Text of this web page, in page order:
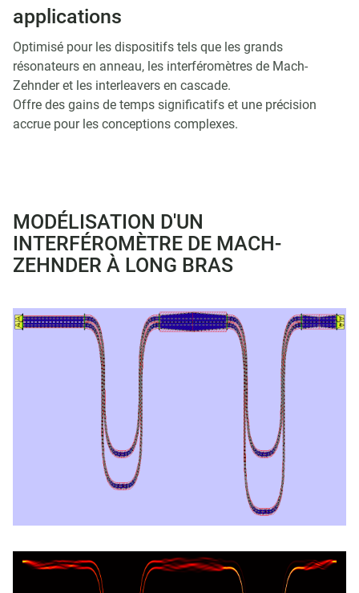
applications
Optimisé pour les dispositifs tels que les grands
résonateurs en anneau, les interféromètres de Mach-
Zehnder et les interleavers en cascade.
Offre des gains de temps significatifs et une précision
accrue pour les conceptions complexes.
MODÉLISATION D'UN
INTERFÉROMÈTRE DE MACH-
ZEHNDER À LONG BRAS